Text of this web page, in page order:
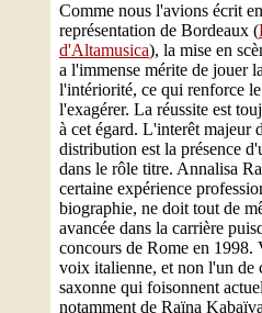
Comme nous l'avions écrit
représentation de Bordeaux (
d'Altamusica), la mise en
a l'immense mérite de jouer
l'intériorité, ce qui renforce
l'exagérer. La réussite est
à cet égard. L'interêt majeur
distribution est la présence
dans le rôle titre. Annalisa
certaine expérience
biographie, ne doit tout de
avancée dans la carrière
concours de Rome en 1998.
voix italienne, et non l'un de
saxonne qui foisonnent
notamment de Raïna